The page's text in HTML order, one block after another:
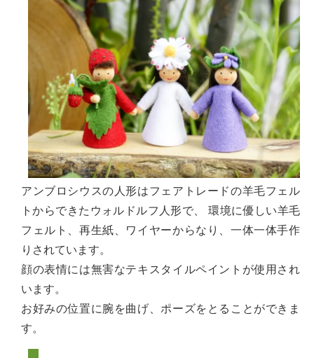
アンブロシウスの人形はフェアトレードの羊毛フェル
トからできたウォルドルフ人形で、 環境に優しい羊毛
フェルト、再生紙、ワイヤーからなり、一体一体手作
りされています。
顔の表情には無害なテキスタイルペイントが使用され
います。
お好みの位置に腕を曲げ、ポーズをとることができま
す。